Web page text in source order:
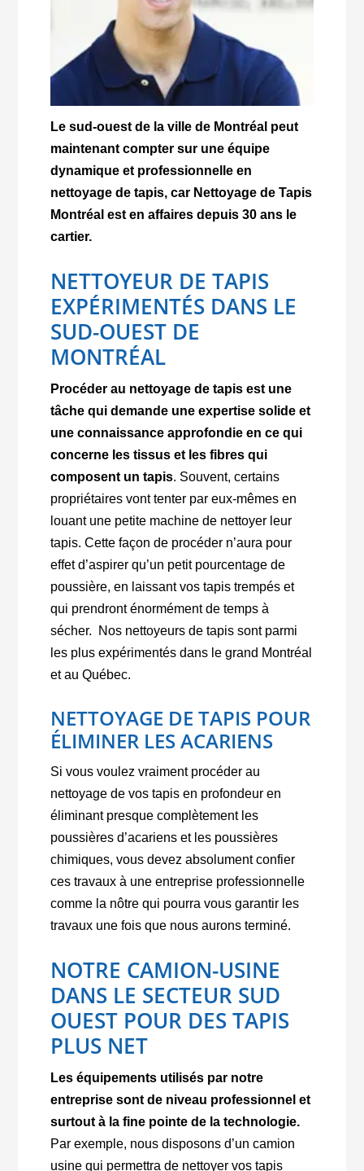
Le sud-ouest de la ville de Montréal peut
maintenant compter sur une équipe
dynamique et professionnelle en
nettoyage de tapis, car Nettoyage de Tapis
Montréal est en affaires depuis 30 ans le
cartier.
NETTOYEUR DE TAPIS
EXPÉRIMENTÉS DANS LE
SUD-OUEST DE
MONTRÉAL
Procéder au nettoyage de tapis est une
tâche qui demande une expertise solide et
une connaissance approfondie en ce qui
concerne les tissus et les fibres qui
composent un tapis. Souvent, certains
propriétaires vont tenter par eux-mêmes en
louant une petite machine de nettoyer leur
tapis. Cette façon de procéder n’aura pour
effet d’aspirer qu’un petit pourcentage de
poussière, en laissant vos tapis trempés et
qui prendront énormément de temps à
sécher. Nos nettoyeurs de tapis sont parmi
les plus expérimentés dans le grand Montréal
et au Québec.
NETTOYAGE DE TAPIS POUR
ÉLIMINER LES ACARIENS
Si vous voulez vraiment procéder au
nettoyage de vos tapis en profondeur en
éliminant presque complètement les
poussières d’acariens et les poussières
chimiques, vous devez absolument confier
ces travaux à une entreprise professionnelle
comme la nôtre qui pourra vous garantir les
travaux une fois que nous aurons terminé.
NOTRE CAMION-USINE
DANS LE SECTEUR SUD
OUEST POUR DES TAPIS
PLUS NET
Les équipements utilisés par notre
entreprise sont de niveau professionnel et
surtout à la fine pointe de la technologie.
Par exemple, nous disposons d’un camion
usine qui permettra de nettoyer vos tapis